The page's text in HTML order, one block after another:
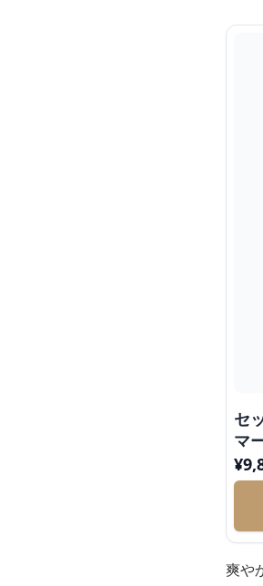
セ
マ
¥
爽や